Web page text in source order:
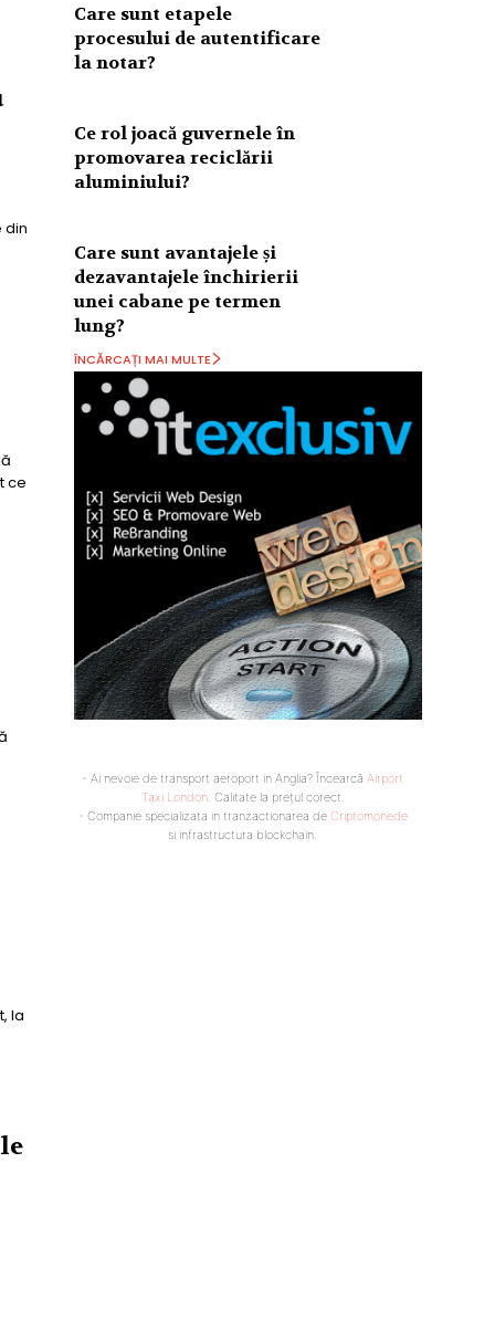
din
ce
la
Care sunt etapele
procesului de autentificare
la notar?
Ce rol joacă guvernele în
promovarea reciclării
aluminiului?
Care sunt avantajele și
dezavantajele închirierii
unei cabane pe termen
lung?
ÎNCĂRCAȚI MAI MULTE
- Ai nevoie de transport aeroport in Anglia? Încearcă Airport
Taxi London. Calitate la prețul corect.
- Companie specializata in tranzactionarea de Criptomonede
si infrastructura blockchain.